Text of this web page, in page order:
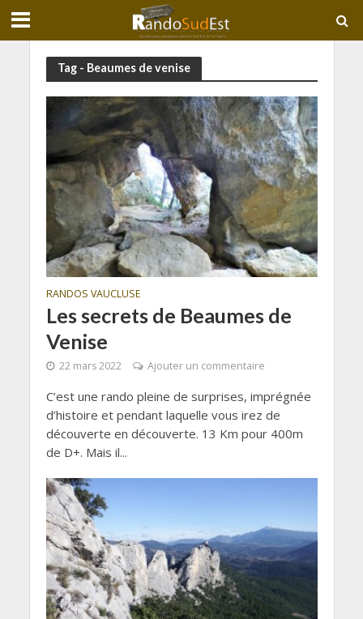
Tag - Beaumes de venise
RANDOS VAUCLUSE
Les secrets de Beaumes de
Venise
22 mars 2022 Ajouter un commentaire
C’est une rando pleine de surprises, imprégnée
d’histoire et pendant laquelle vous irez de
découverte en découverte. 13 Km pour 400m
de D+. Mais il...